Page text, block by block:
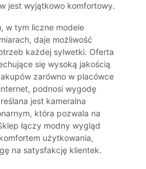
jest wyjątkowo komfortowy.
w tym liczne modele
daje możliwość
każdej sylwetki. Oferta
się wysoką jakością
zarówno w placówce
podnosi wygodę
jest kameralna
która pozwala na
łączy modny wygląd
użytkowania,
na satysfakcję klientek.